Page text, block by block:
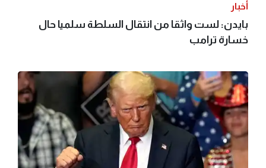
أخبار
بايدن: لست واثقا من انتقال السلطة سلميا حال
خسارة ترامب